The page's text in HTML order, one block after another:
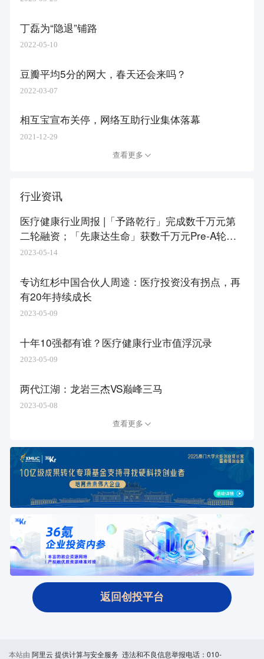
丁磊为“隐退”铺路
2022-05-10
豆瓣平均5分的网大，春天还会来吗？
2022-03-07
相互宝宣布关停，网络互助行业集体落幕
2021-12-29
查看更多
行业资讯
医疗健康行业周报 |「予路乾行」完成数千万元第
二轮融资；「先康达生命」获数千万元Pre-A轮融
资
2023-05-14
专访红杉中国合伙人周逵：医疗投资没有拐点，再
有20年持续成长
2023-05-09
十年10强都有谁？医疗健康行业市值浮沉录
2023-05-09
两代江湖：龙岩三杰VS巅峰三马
2023-05-08
查看更多
返回创投平台
本站由 阿里云 提供计算与安全服务 违法和不良信息举报电话：010-